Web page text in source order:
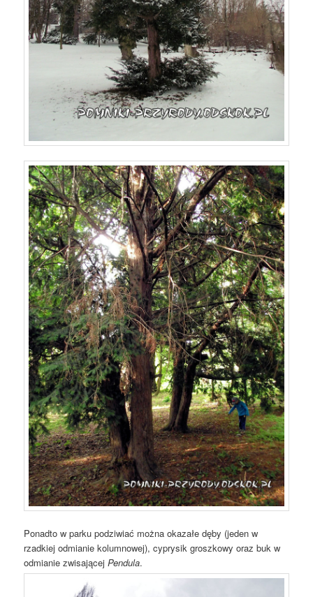
Ponadto w parku podziwiać można okazałe dęby (jeden w
rzadkiej odmianie kolumnowej), cyprysik groszkowy oraz buk w
odmianie zwisającejPendula.